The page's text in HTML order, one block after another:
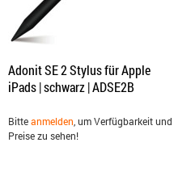
Adonit SE 2 Stylus für Apple
iPads | schwarz | ADSE2B
Bitteanmelden , um Verfügbarkeit und
Preise zu sehen!